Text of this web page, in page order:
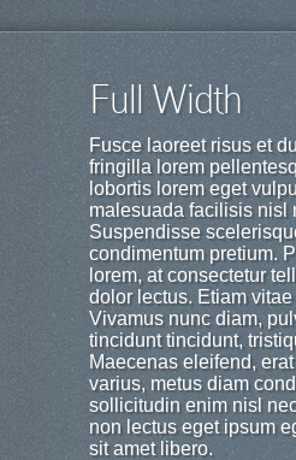
Full Width
Fusce laoreet risus et
fringilla lorem
lobortis lorem eget
malesuada facilisis nisl
Suspendisse
condimentum pretium.
lorem, at consectetur
dolor lectus. Etiam
Vivamus nunc diam,
tincidunt tincidunt,
Maecenas eleifend,
varius, metus diam
sollicitudin enim nisl
non lectus eget ipsum
sit amet libero.